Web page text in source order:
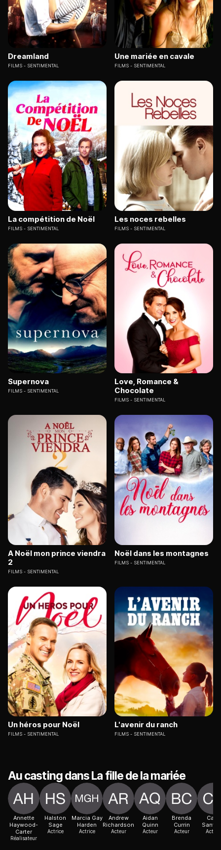
Dreamland
FILMS SENTIMENTAL
Une mariée en cavale
FILMS SENTIMENTAL
La compétition de Noël
FILMS SENTIMENTAL
Les noces rebelles
FILMS SENTIMENTAL
Supernova
FILMS SENTIMENTAL
Love, Romance &
Chocolate
FILMS SENTIMENTAL
A Noël mon prince viendra
2
FILMS SENTIMENTAL
Noël dans les montagnes
FILMS SENTIMENTAL
Un héros pour Noël
FILMS SENTIMENTAL
L'avenir du ranch
FILMS SENTIMENTAL
Au casting dans La fille de la mariée
Annette
Haywood-
Carter
Réalisateur
Halston
Sage
Actrice
Marcia Gay
Harden
Actrice
Andrew
Richardson
Acteur
Aidan
Quinn
Acteur
Brenda
Currin
Acteur
Cara
Acteur